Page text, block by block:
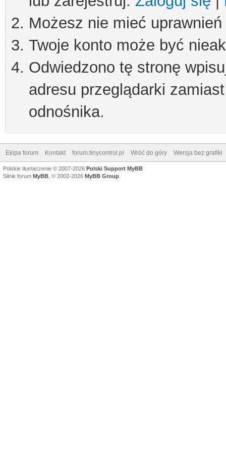
Możesz nie mieć
Twoje konto może być
Odwiedzono tę stronę
adresu przeglądarki
odnośnika.
Ekipa forum Kontakt forum.tinycontrol.pl Wróć do góry Wersja bez grafiki
Polskie tłumaczenie © 2007-2026 Polski Support MyBB
Silnik forum MyBB , © 2002-2026 MyBB Group